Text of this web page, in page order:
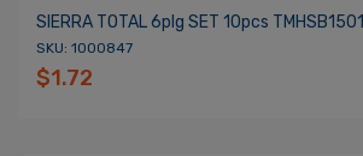
SIERRA TOTAL 6plg SET 10pcs TMHSB1501
SKU: 1000847
$1.72